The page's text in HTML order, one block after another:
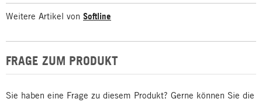
Weitere Artikel von Softline
FRAGE ZUM PRODUKT
Sie haben eine Frage zu diesem Produkt? Gerne können Sie die